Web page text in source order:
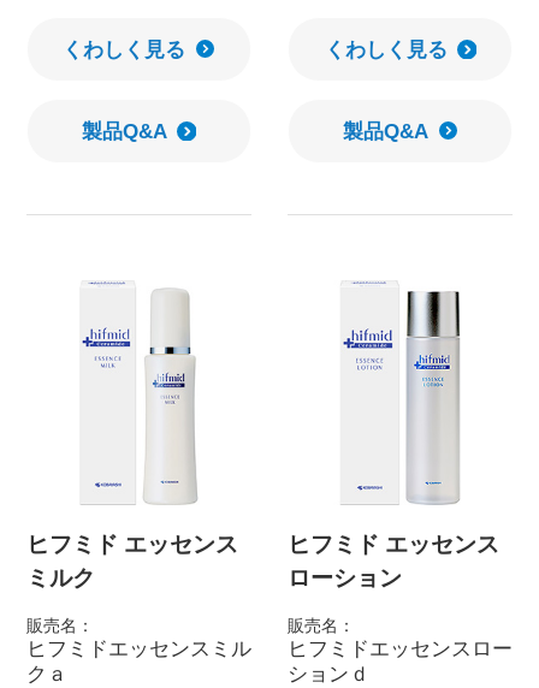
くわしく見る
製品Q&A
くわしく見る
製品Q&A
ヒフミド エッセンス
ミルク
販売名：
ヒフミドエッセンスミル
クａ
ヒフミド エッセンス
ローション
販売名：
ヒフミドエッセンスロー
ションｄ